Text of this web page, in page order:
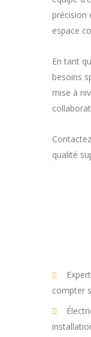
précision
espace
En tant
besoins
mise à
qualité
compter